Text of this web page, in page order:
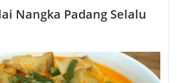
Nangka Padang Selalu